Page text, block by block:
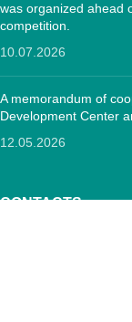
was organized ahead
competition.
10.07.2026
A memorandum of
Development Center
12.05.2026
CONTACTS: